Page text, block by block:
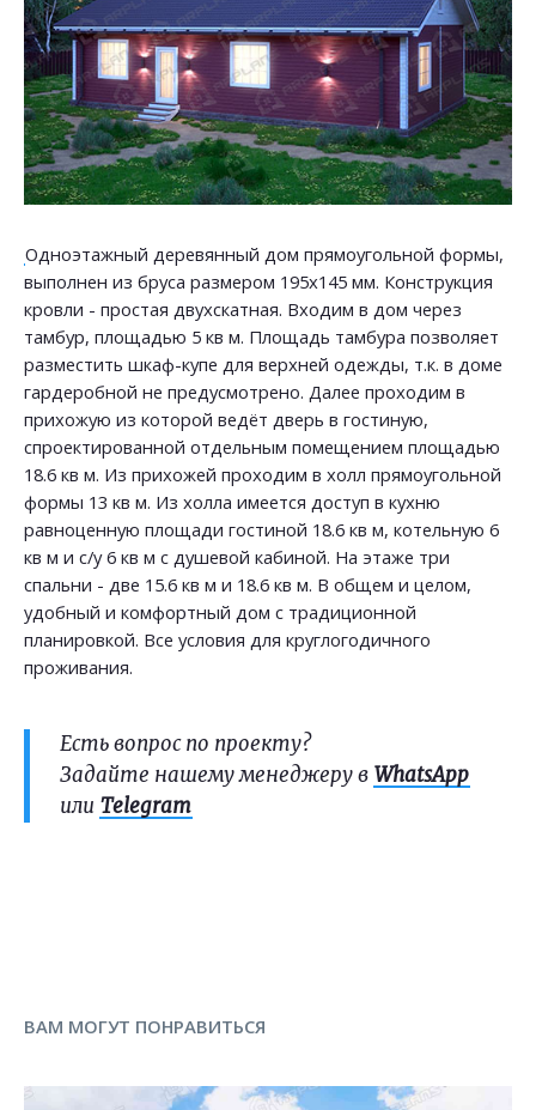
Одноэтажный деревянный дом прямоугольной формы,
выполнен из бруса размером 195х145 мм. Конструкция
кровли - простая двухскатная. Входим в дом через
тамбур, площадью 5 кв м. Площадь тамбура позволяет
разместить шкаф-купе для верхней одежды, т.к. в доме
гардеробной не предусмотрено. Далее проходим в
прихожую из которой ведёт дверь в гостиную,
спроектированной отдельным помещением площадью
18.6 кв м. Из прихожей проходим в холл прямоугольной
формы 13 кв м. Из холла имеется доступ в кухню
равноценную площади гостиной 18.6 кв м, котельную 6
кв м и с/у 6 кв м с душевой кабиной. На этаже три
спальни - две 15.6 кв м и 18.6 кв м. В общем и целом,
удобный и комфортный дом с традиционной
планировкой. Все условия для круглогодичного
проживания.
Есть вопрос по проекту?
Задайте нашему менеджеру в WhatsApp
или Telegram
ВАМ МОГУТ ПОНРАВИТЬСЯ